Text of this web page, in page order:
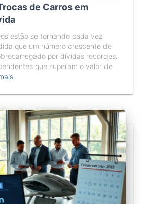
de Carros em
estão se tornando cada vez
que um número crescente de
por dívidas recordes.
que superam o valor de